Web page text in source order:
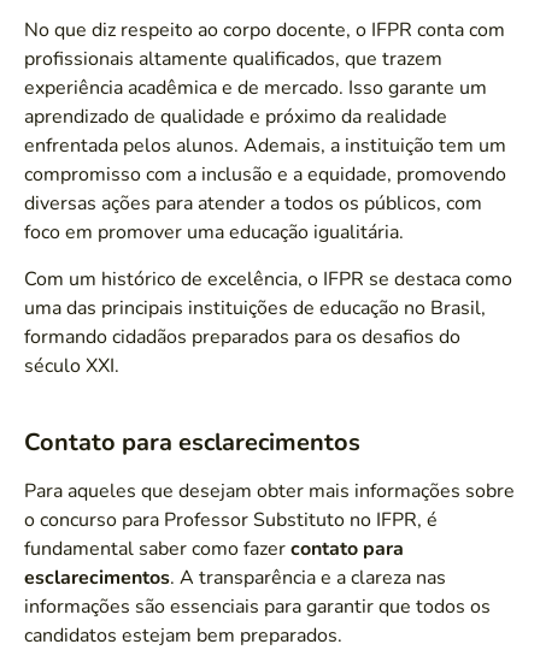
No que diz respeito ao corpo docente, o IFPR conta com
profissionais altamente qualificados, que trazem
experiência acadêmica e de mercado. Isso garante um
aprendizado de qualidade e próximo da realidade
enfrentada pelos alunos. Ademais, a instituição tem um
compromisso com a inclusão e a equidade, promovendo
diversas ações para atender a todos os públicos, com
foco em promover uma educação igualitária.
Com um histórico de excelência, o IFPR se destaca como
uma das principais instituições de educação no Brasil,
formando cidadãos preparados para os desafios do
século XXI.
Contato para esclarecimentos
Para aqueles que desejam obter mais informações sobre
o concurso para Professor Substituto no IFPR, é
fundamental saber como fazercontato para
esclarecimentos. A transparência e a clareza nas
informações são essenciais para garantir que todos os
candidatos estejam bem preparados.